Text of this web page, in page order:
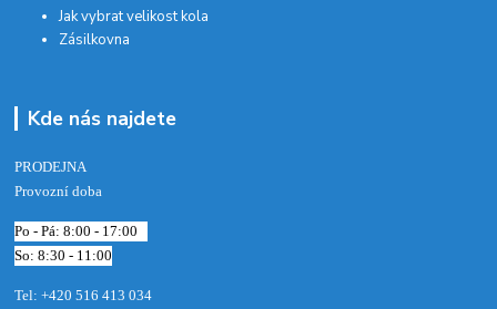
Jak vybrat velikost kola
Zásilkovna
Kde nás najdete
PRODEJNA
Provozní doba
Po - Pá: 8:00 - 17:00
So: 8:30 - 11:00
Tel: +420 516 413 034‬